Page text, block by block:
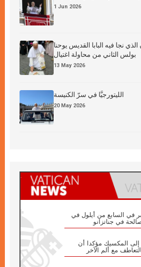
1 Jun 2026
الذي نجا فيه البابا القديس يوحنا
بولس الثاني من محاولة اغتيال
13 May 2026
الليتورجيَّا في سرّ الكنيسة
20 May 2026
عشر في السابع من أيلول في
في جناتزانو
إلى المكسيك مؤكدا أن
مع ألم الآخر